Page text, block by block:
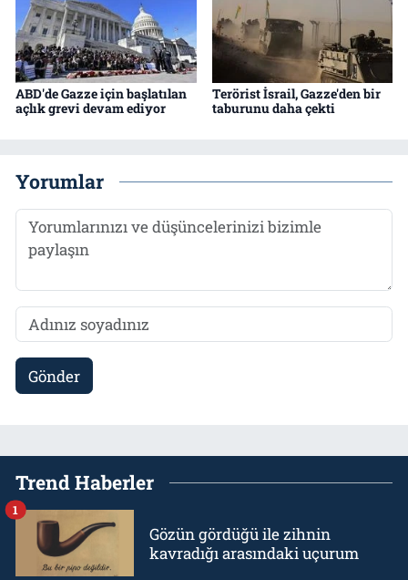
ABD'de Gazze için başlatılan
açlık grevi devam ediyor
Terörist İsrail, Gazze'den bir
taburunu daha çekti
Yorumlar
Gönder
Trend Haberler
Gözün gördüğü ile zihnin
kavradığı arasındaki uçurum
1